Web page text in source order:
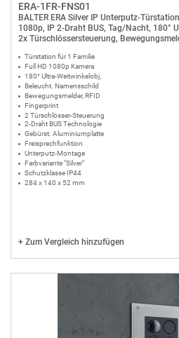
ERA-1FR-FNS01
BALTER ERA Silver IP Unterputz-
1080p, IP 2-Draht BUS, Tag/Nacht, 180°
2x Türschlössersteuerung,
Türstation für 1 Familie
Full HD 1080p Kamera
180° Ultra-Weitwinkelobj.
Beleucht. Namensschild
Bewegungsmelder, RFID
Fingerprint
2 Türschlösser-Steuerung
2-Draht BUS Technologie
Gebürst. Aluminiumplatte
Freisprechfunktion
Unterputz-Montage
Farbvariante "Silver"
Schutzklasse IP44
284 x 140 x 52 mm
+ Zum Vergleich hinzufügen